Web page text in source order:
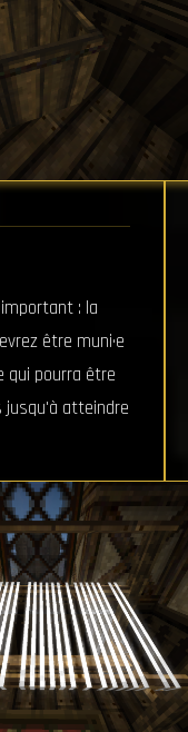
: la
être muni·e
qui pourra être
jusqu'à atteindre